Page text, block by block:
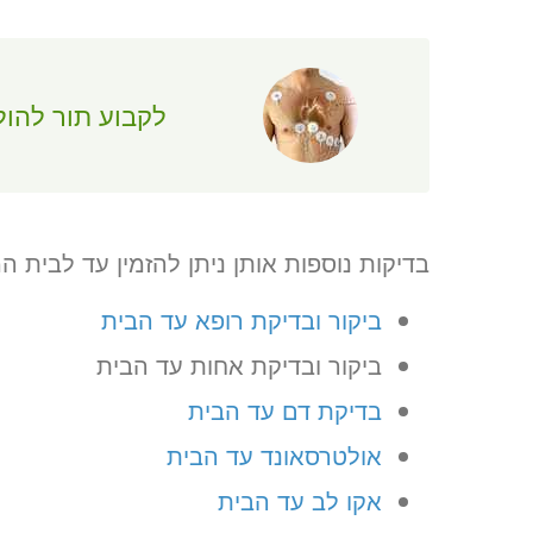
לקבוע תור
בדיקות נוספות אותן ניתן להזמין עד
ביקור ובדיקת רופא עד הבית
ביקור ובדיקת אחות עד הבית
בדיקת דם עד הבית
אולטרסאונד עד הבית
אקו לב עד הבית